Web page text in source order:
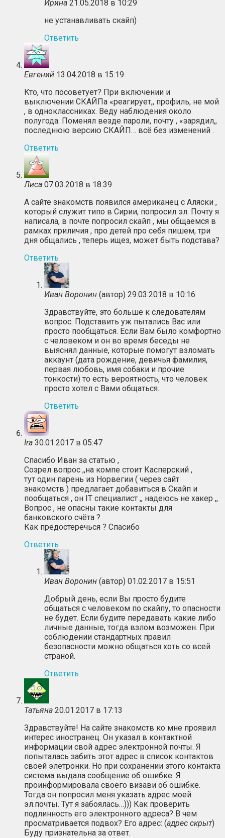
Ирина 21.05.2018 в 10:29
не устанавливать скайп)
Ответить
Евгений 13.04.2018 в 15:19
Кто, что посоветует? При включении и
выключении СКАЙПа «реагирует,, профиль, не мой
, в одноклассниках. Веду наблюдения около
полугода. Поменял везде пароли, почту , «зарядил,,
последнюю версию СКАЙП… всё без изменений .
Ответить
Лиса 07.03.2018 в 18:39
А сайте знакомств появился американец с Аляски ,
который служит типо в Сирии, попросил эл. Почту я
написала, в почте попросил скайп , мы общаемся в
рамках приличия , про детей про себя пишем, три
дня общались , теперь ищез, может быть подстава?
Ответить
Иван Воронин (автор) 29.03.2018 в 10:16
Здравствуйте, это больше к следователям
вопрос. Подставить уж пытались Вас или
просто пообщаться. Если Вам было комфортно
с человеком и он во время беседы не
выяснял данные, которые помогут взломать
аккаунт (дата рождение, девичья фамилия,
первая любовь, имя собаки и прочие
тонкости) то есть вероятность, что человек
просто хотел с Вами общаться.
Ответить
Ira 30.01.2017 в 05:47
Спасибо Иван за статью ,
Созрел вопрос ,,на компе стоит Касперский ,
тут один парень из Норвегии ( через сайт
знакомств ) предлагает добавиться в Скайп и
пообщаться , он IT специалист ,, надеюсь не хакер ,,
Вопрос , не опасны такие контакты для
банковского счёта ?
Как предостеречься ? Спасибо
Ответить
Иван Воронин (автор) 01.02.2017 в 15:51
Добрый день, если Вы просто будите
общаться с человеком по скайпу, то опасности
не будет. Если будите передавать какие либо
личные данные, тогда взлом возможен. При
соблюдении стандартных правил
безопасности можно общаться хоть со всей
страной.
Ответить
Татьяна 20.01.2017 в 17:13
Здравствуйте! На сайте знакомств ко мне проявил
интерес иностранец. Он указал в контактной
информации свой адрес электронной почты. Я
попыталась забить этот адрес в список контактов
своей элетронки. Но при сохранении этого контакта
система выдала сообщение об ошибке. Я
проинформировала своего визави об ошибке.
Тогда он попросил меня указать адрес моей
эл.почты. Тут я забоялась…))) Как проверить
подлинность его электронного адреса? В чем
просматривается подвох? Его адрес: (адрес скрыт)
Буду признательна за ответ.